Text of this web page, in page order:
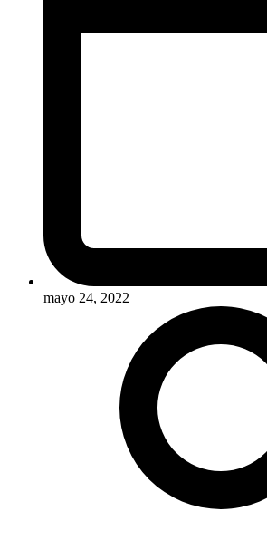
mayo 24, 2022